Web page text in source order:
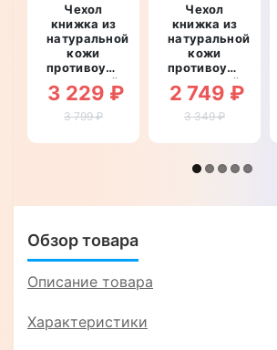
Чехол
книжка из
натуральной
кожи
противоударный
магнитный
для Xiaomi
12 Lite
CREAST"
3 229 ₽
3 799 ₽
Чехол
книжка из
натуральной
кожи
противоударный
магнитный
для Xiaomi
12 Lite
2 749 ₽
3 349 ₽
Обзор товара
Описание товара
Характеристики